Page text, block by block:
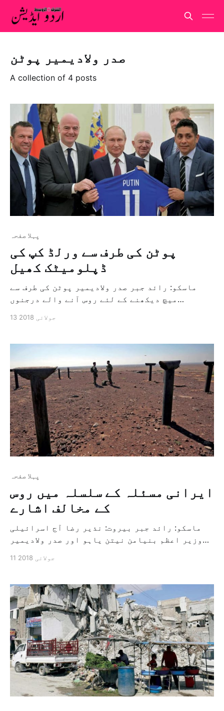
صدر ولادیمیر پوٹن
A collection of 4 posts
پہلا صفحہ
پوٹن کی طرف سے ورلڈ کپ کی
ڈپلومیٹک کھیل
ماسکو: رائد جبر صدر ولادیمیر پوٹن کی طرف سے
میچ دیکھنے کے لئے روس آنے والے درجنوں
سے ورلڈ کپ کا ڈپلومیٹک انداز ظاہر ہوا ہے۔
13 جولائی 2018
پہلا صفحہ
ایرانی مسئلہ کے سلسلہ میں روس
کے مخالف اشارے
ماسکو: رائد جبر بيروت: نذير رضا آج اسرائیلی
وزیر اعظم بنیامن نیتن یاہو اور صدر ولادیمیر
میں ایرانی وجود کی فائل کے سلسلہ میں دونوں
بیانات متضاد ہیں کیونکہ ان میں سے ایک […]
11 جولائی 2018